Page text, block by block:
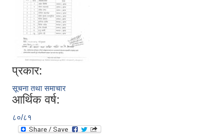
प्रकार:
सूचना तथा समाचार
आर्थिक वर्ष:
८०/८१